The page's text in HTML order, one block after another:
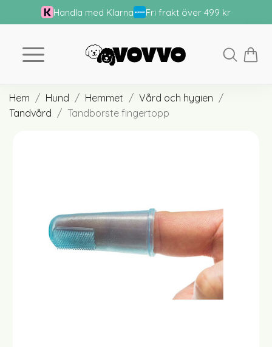
Handla med Klarna Fri frakt över 499 kr
Hem Hund Hemmet
Vård och hygien
Tandvård
Tandborste fingertopp